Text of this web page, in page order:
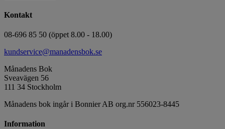
Kontakt
08-696 85 50 (öppet 8.00 - 18.00)
kundservice@manadensbok.se
Månadens Bok
Sveavägen 56
111 34 Stockholm
Månadens bok ingår i Bonnier AB org.nr 556023-8445
Information